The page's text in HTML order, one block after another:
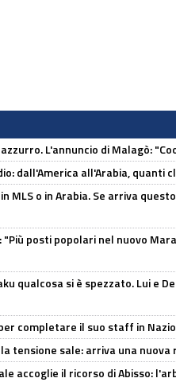
L'annuncio di Malagò:
dall'America all'Arabia, quanti
MLS o in Arabia. Se arriva
"Più posti popolari nel nuovo
qualcosa si è spezzato. Lui e
completare il suo staff in
tensione sale: arriva una nuova
accoglie il ricorso di Abisso: